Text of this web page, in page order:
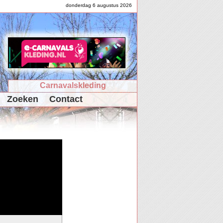
donderdag 6 augustus 2026
Carnavalskleding
Zoeken Contact